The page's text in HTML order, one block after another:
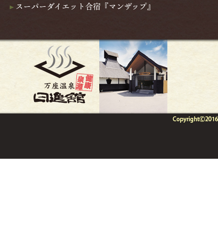
スーパーダイエット合宿『マンザップ』